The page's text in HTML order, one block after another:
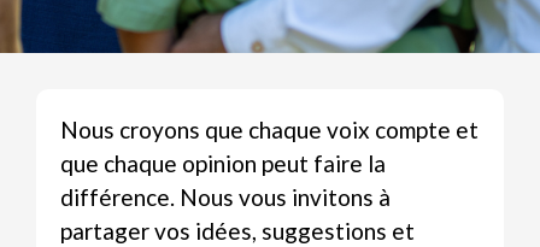
Nous croyons que chaque voix compte et
que chaque opinion peut faire la
différence. Nous vous invitons à
partager vos idées, suggestions et